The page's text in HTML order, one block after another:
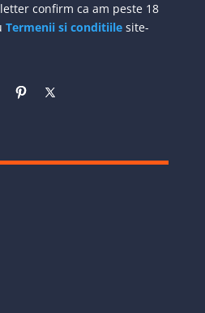
confirm ca am peste 18
Termenii si conditiilesite-